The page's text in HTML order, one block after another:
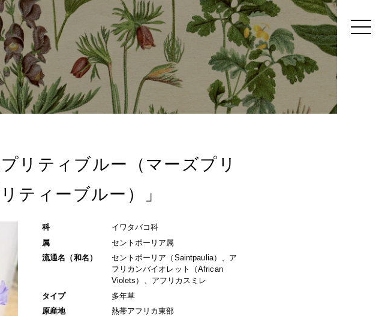
リティブルー（マーズプリ
ティーブルー）」
科
イワタバコ科
属
セントポーリア属
流通名（和名）
セントポーリア（Saintpaulia）、ア
フリカンバイオレット（African
Violets）、アフリカスミレ
タイプ
多年草
原産地
熱帯アフリカ東部